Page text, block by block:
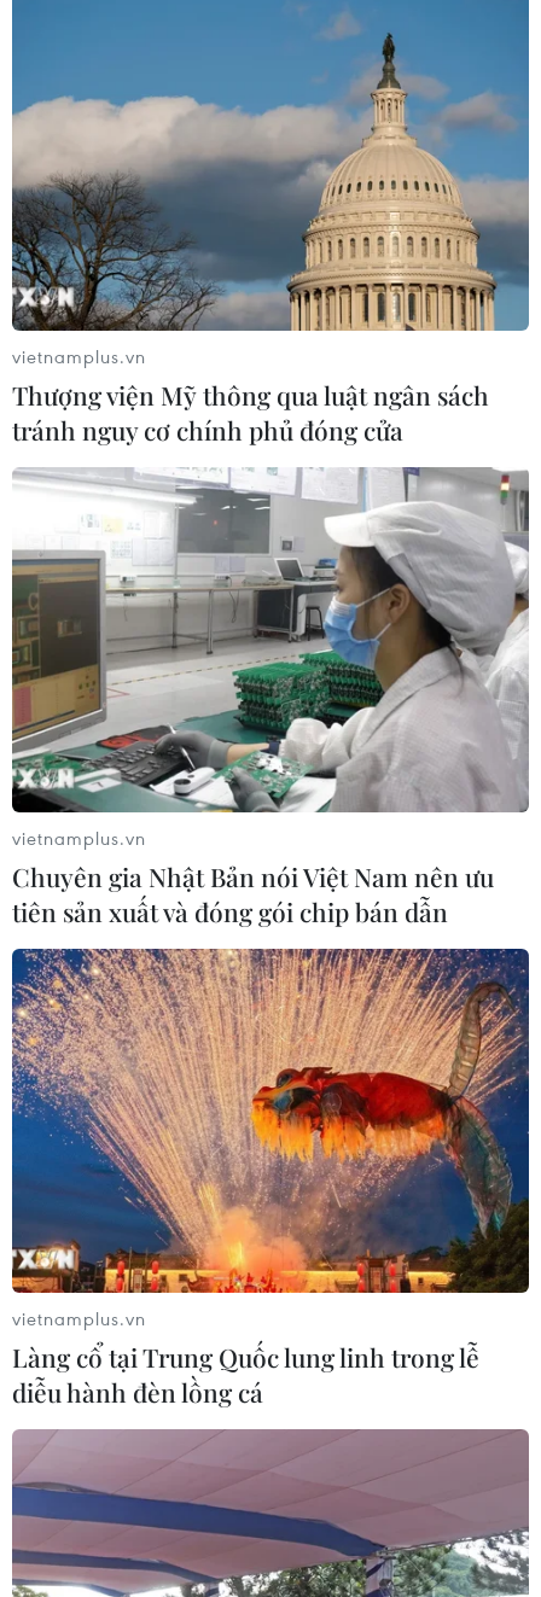
Giáo viên cả nước gấp rút tập
huấn, sẵn sàng triển khai bộ sách giáo
khoa thống nhất
30/06/2026 03:00
Từ năm học 2026-2027, cả nước dùng thống nhất một
bộ SGK. Hàng nghìn giáo viên đang được tập huấn trên
toàn quốc để cập nhật nội dung, phương pháp giảng
dạy, sẵn sàng cho năm học mới.
NXB Giáo dục Việt Nam đảm bảo cung
ứng sách giáo khoa cho năm học mới
25/06/2026 06:54
Không chỉ nỗ lực đảm bảo cung ứng sách giáo khoa
cho năm học mới, NXB Giáo dục Việt Nam còn thực
hiện cam kết nâng cao chất lượng sách, tiết giảm chi
phí sản xuất, lưu thông để tiếp tục giảm giá sách.
vietnamplus.vn
Thượng viện Mỹ thông qua luật ngân sách
tránh nguy cơ chính phủ đóng cửa
vietnamplus.vn
Chuyên gia Nhật Bản nói Việt Nam nên ưu
tiên sản xuất và đóng gói chip bán dẫn
vietnamplus.vn
Làng cổ tại Trung Quốc lung linh trong lễ
diễu hành đèn lồng cá